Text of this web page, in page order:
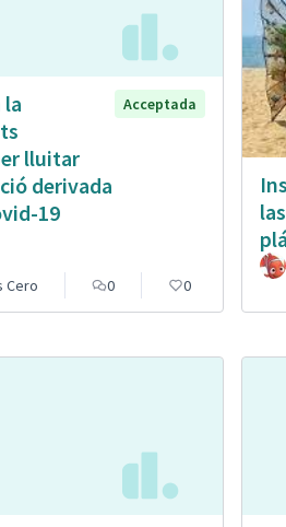
la
lluitar
derivada
19
Acceptada
Cero 0 0